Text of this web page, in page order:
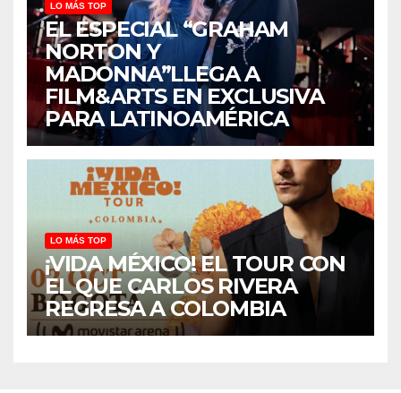
LO MÁS TOP
EL ESPECIAL “GRAHAM
NORTON Y
MADONNA”LLEGA A
FILM&ARTS EN EXCLUSIVA
PARA LATINOAMÉRICA
LO MÁS TOP
¡VIDA MÉXICO! EL TOUR CON
EL QUE CARLOS RIVERA
REGRESA A COLOMBIA